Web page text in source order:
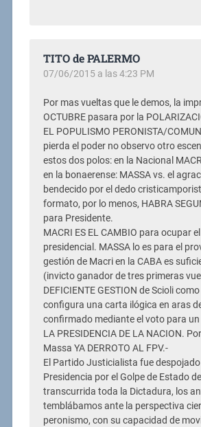
TITO de PALERMO
07/06/2015 a las 4:23 PM
Por mas vueltas que le demos, la
OCTUBRE pasara por la
EL POPULISMO PERONISTA/
pierda el poder no observo otro
estos dos polos: en la Nacional
en la bonaerense: MASSA vs. el
bendecido por el dedo
formato, por lo menos, HABRA
para Presidente.
MACRI ES EL CAMBIO para ocupar
presidencial. MASSA lo es para el
gestión de Macri en la CABA es
(invicto ganador de tres primeras
DEFICIENTE GESTION de Scioli
configura una carta ilógica en aras
confirmado mediante el voto para un
LA PRESIDENCIA DE LA NACION.
Massa YA DERROTO AL FPV.-
El Partido Justicialista fue despojado
Presidencia por el Golpe de Estado
transcurrida toda la Dictadura, los
temblábamos ante la perspectiva
peronismo, con su capacidad de